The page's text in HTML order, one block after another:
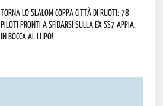
Torna lo Slalom Coppa Città di Ruoti: 78
piloti pronti a sfidarsi sulla ex SS7 Appia.
In bocca al lupo!